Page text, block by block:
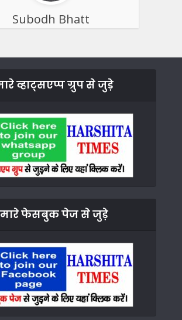
Subodh Bhatt
व्हाट्सएप्प ग्रुप से जुड़े
फेसबुक पेज से जुड़े